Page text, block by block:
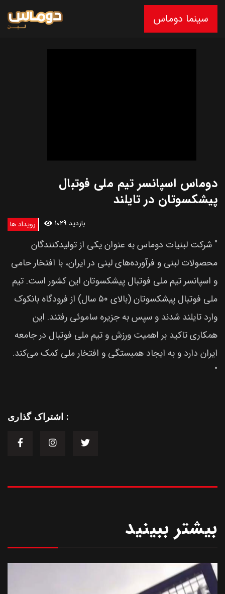
سینما دوماس
دوماس اسپانسر تیم ملی فوتبال
پیشکسوتان در تایلند
رویداد ها 1029 بازدید
" شرکت لبنیات دوماس به عنوان یکی از تولیدکنندگان
محصولات لبنی و فرآورده‌های لبنی در ایران، با افتخار حامی
و اسپانسر تیم ملی فوتبال پیشکسوتان این کشور است. تیم
ملی فوتبال پیشکسوتان (بالای ۵۰ سال) از فرودگاه بانکوک
وارد تایلند شدند و سپس به جزیره ساموئی رفتند. این
همکاری تاکید بر اهمیت ورزش و تیم ملی فوتبال در جامعه
ایران دارد و به ایجاد همبستگی و افتخار ملی کمک می‌کند.
"
اشتراک گذاری :
بیشتر ببینید